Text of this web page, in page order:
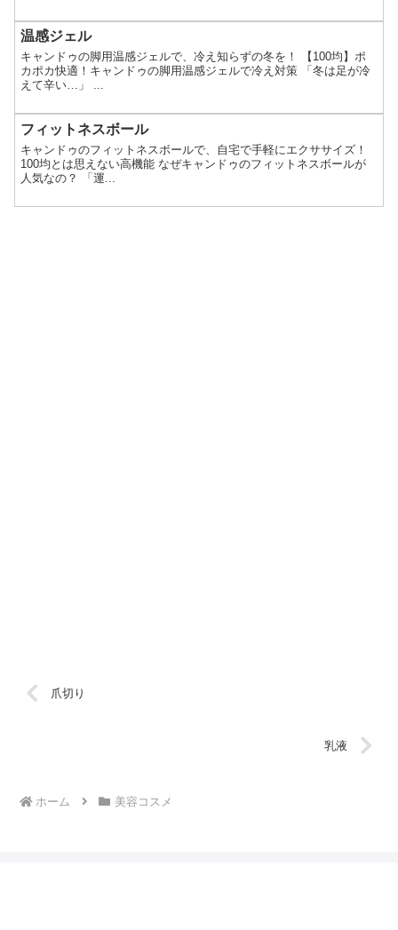
温感ジェル
キャンドゥの脚用温感ジェルで、冷え知らずの冬を！ 【100均】ポ
カポカ快適！キャンドゥの脚用温感ジェルで冷え対策 「冬は足が冷
えて辛い…」 ...
フィットネスボール
キャンドゥのフィットネスボールで、自宅で手軽にエクササイズ！
100均とは思えない高機能 なぜキャンドゥのフィットネスボールが
人気なの？ 「運...
爪切り
乳液
ホーム 美容コスメ